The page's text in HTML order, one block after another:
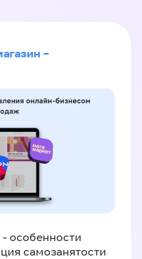
–
- особенности
самозанятости